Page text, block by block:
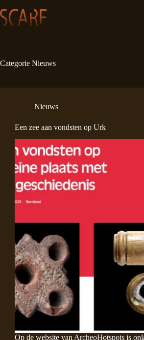
naar
de
Categorie Nieuws
Nieuws
Een zee aan vondsten op Urk
Op de website van ArcheoHotspots is